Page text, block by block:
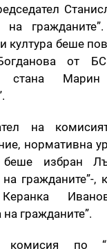
на
култура беше
от
стана
на
нормативна
беше избран
на гражданите”-
Керанка
на гражданите”.
комисия по